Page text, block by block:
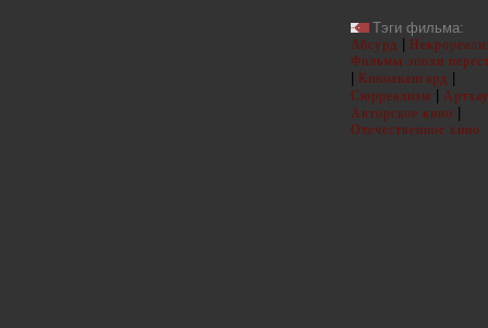
Тэги фильма:
Абсурд |
Фильмы эпохи
| Киноавангард |
Сюрреализм |
Авторское кино |
Отечественное кино